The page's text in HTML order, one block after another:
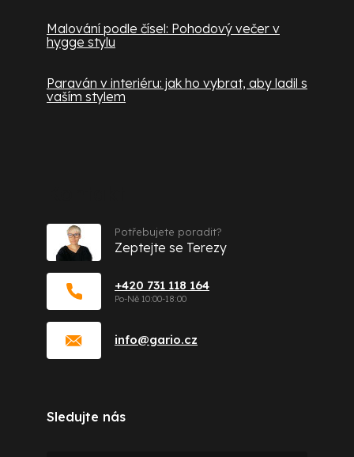
Malování podle čísel: Pohodový večer v
hygge stylu
Paraván v interiéru: jak ho vybrat, aby ladil s
vaším stylem
info@gario.cz
+420 731 118 164
Potřebujete poradit?
Zeptejte se Terezy
Sledujte nás